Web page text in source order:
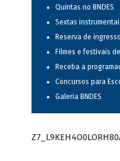
Quintas no BNDES
Sextas
Reserva de
Filmes e festivais
Receba a
Concursos para
Galeria BNDES